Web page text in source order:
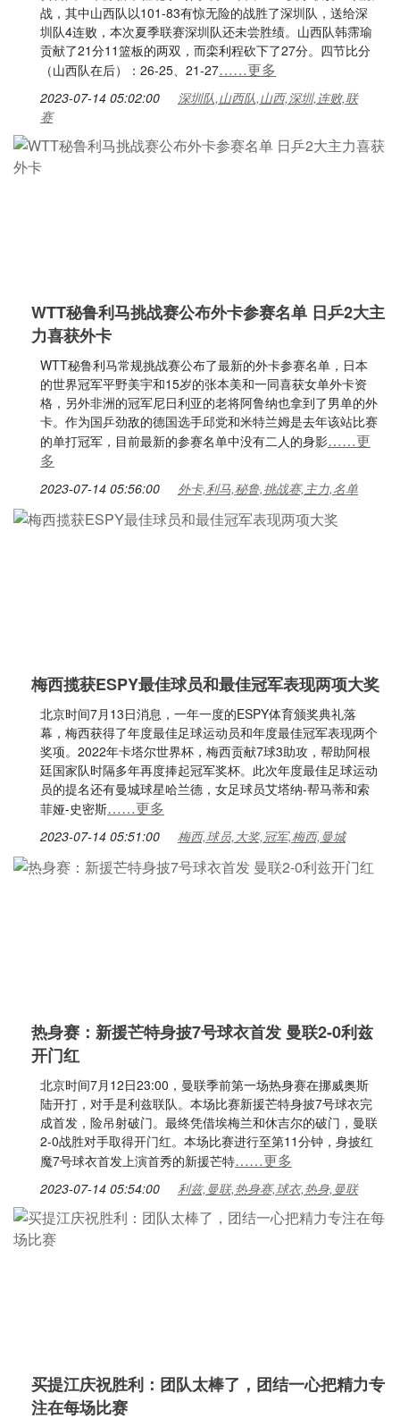
战，其中山西队以101-83有惊无险的战胜了深圳队，送给深
圳队4连败，本次夏季联赛深圳队还未尝胜绩。山西队韩霈瑜
贡献了21分11篮板的两双，而栾利程砍下了27分。四节比分
（山西队在后）：26-25、21-27……更多
2023-07-14 05:02:00
深圳队,山西队,山西,深圳,连败,联
赛
WTT秘鲁利马挑战赛公布外卡参赛名单 日乒2大主
力喜获外卡
WTT秘鲁利马常规挑战赛公布了最新的外卡参赛名单，日本
的世界冠军平野美宇和15岁的张本美和一同喜获女单外卡资
格，另外非洲的冠军尼日利亚的老将阿鲁纳也拿到了男单的外
卡。作为国乒劲敌的德国选手邱党和米特兰姆是去年该站比赛
的单打冠军，目前最新的参赛名单中没有二人的身影……更
多
2023-07-14 05:56:00 外卡,利马,秘鲁,挑战赛,主力,名单
梅西揽获ESPY最佳球员和最佳冠军表现两项大奖
北京时间7月13日消息，一年一度的ESPY体育颁奖典礼落
幕，梅西获得了年度最佳足球运动员和年度最佳冠军表现两个
奖项。2022年卡塔尔世界杯，梅西贡献7球3助攻，帮助阿根
廷国家队时隔多年再度捧起冠军奖杯。此次年度最佳足球运动
员的提名还有曼城球星哈兰德，女足球员艾塔纳-帮马蒂和索
菲娅-史密斯……更多
2023-07-14 05:51:00 梅西,球员,大奖,冠军,梅西,曼城
热身赛：新援芒特身披7号球衣首发 曼联2-0利兹
开门红
北京时间7月12日23:00，曼联季前第一场热身赛在挪威奥斯
陆开打，对手是利兹联队。本场比赛新援芒特身披7号球衣完
成首发，险吊射破门。最终凭借埃梅兰和休吉尔的破门，曼联
2-0战胜对手取得开门红。本场比赛进行至第11分钟，身披红
魔7号球衣首发上演首秀的新援芒特……更多
2023-07-14 05:54:00 利兹,曼联,热身赛,球衣,热身,曼联
买提江庆祝胜利：团队太棒了，团结一心把精力专
注在每场比赛